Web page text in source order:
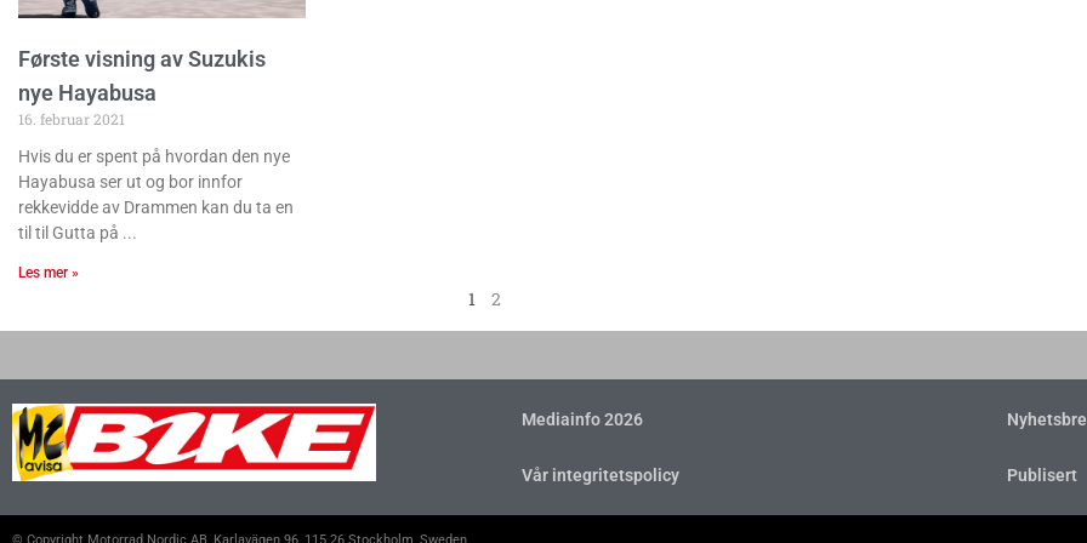
Første visning av Suzukis
nye Hayabusa
16. februar 2021
Hvis du er spent på hvordan den nye
Hayabusa ser ut og bor innfor
rekkevidde av Drammen kan du ta en
til til Gutta på
Les mer »
1 2
Mediainfo 2026
Vår integritetspolicy Publisert
© Copyright Motorrad Nordic AB, Karlavägen 96, 115 26 Stockholm, Sweden